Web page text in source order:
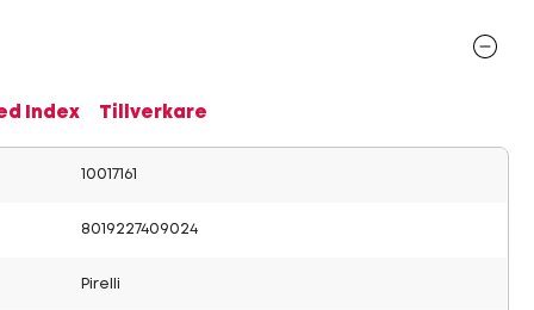
Index Tillverkare
10017161
8019227409024
Pirelli